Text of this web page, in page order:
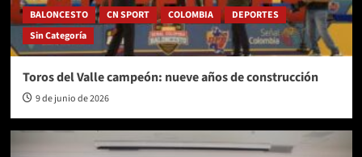
BALONCESTO CN SPORT COLOMBIA
DEPORTES
Sin Categoría
Toros del Valle campeón: nueve años de construcción
9 de junio de 2026